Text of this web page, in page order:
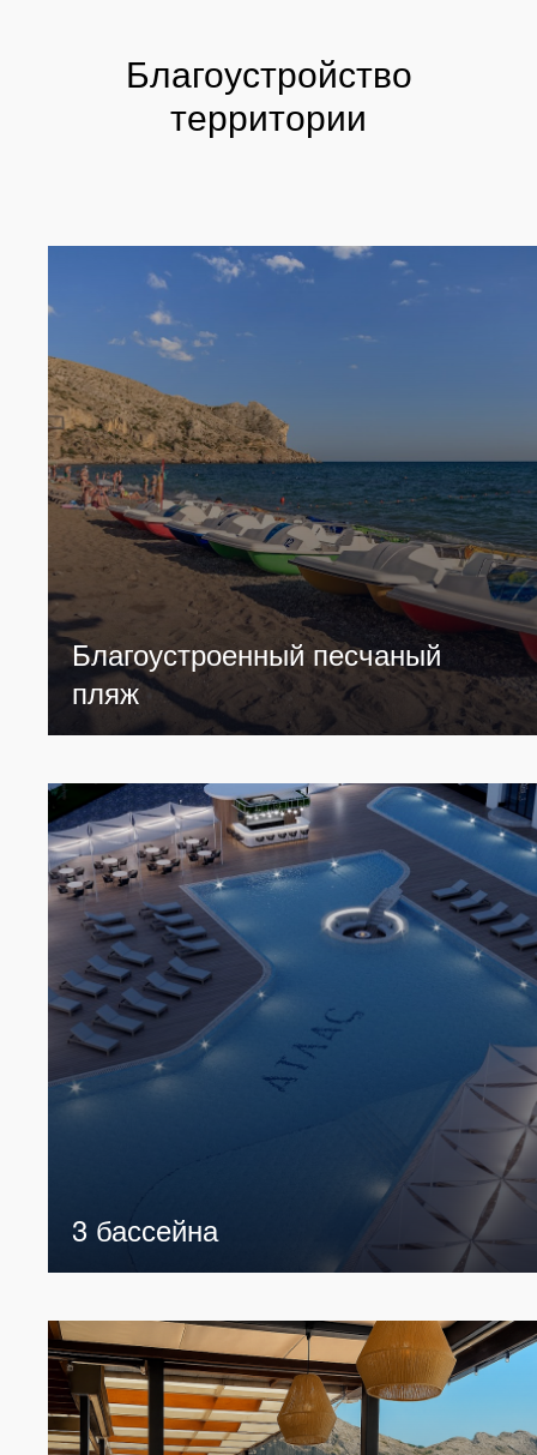
Благоустройство
территории
Благоустроенный песчаный
пляж
3 бассейна